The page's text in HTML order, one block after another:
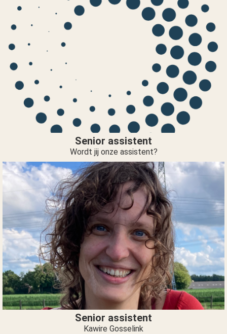
Senior assistent
Wordt jij onze assistent?
Senior assistent
Kawire Gosselink